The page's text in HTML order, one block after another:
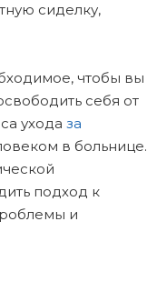
сиделку,
чтобы вы
себя от
ухода за
в больнице.
подход к
и